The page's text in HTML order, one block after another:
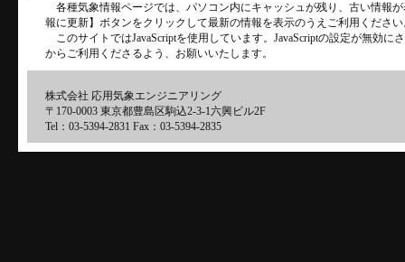
各種気象情報ページでは、パソコン内にキャッシュが残り、古い情報
報に更新】ボタンをクリックして最新の情報を表示のうえご利用くださ
このサイトではJavaScriptを使用しています。JavaScriptの設定が無効
からご利用くださるよう、お願いいたします。
株式会社 応用気象エンジニアリング
〒170-0003 東京都豊島区駒込2-3-1六興ビル2F
Tel：03-5394-2831 Fax：03-5394-2835